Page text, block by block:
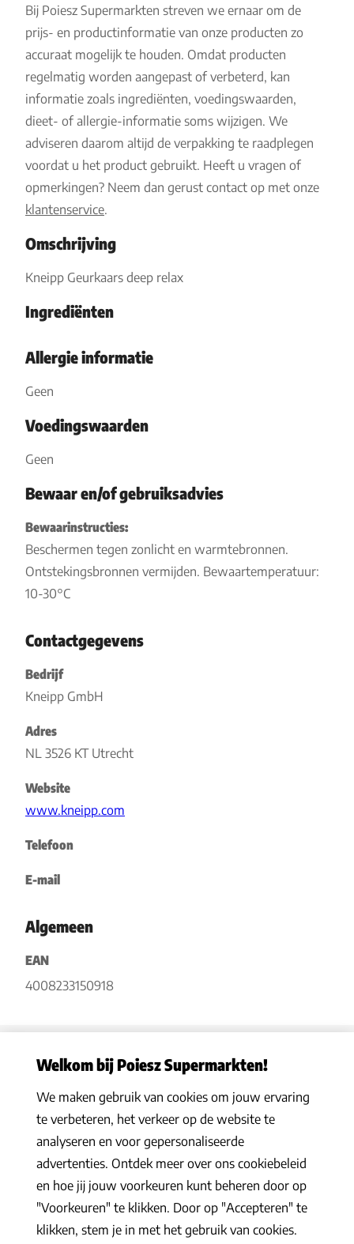
Bij Poiesz Supermarkten streven we ernaar om de
prijs- en productinformatie van onze producten zo
accuraat mogelijk te houden. Omdat producten
regelmatig worden aangepast of verbeterd, kan
informatie zoals ingrediënten, voedingswaarden,
dieet- of allergie-informatie soms wijzigen. We
adviseren daarom altijd de verpakking te raadplegen
voordat u het product gebruikt. Heeft u vragen of
opmerkingen? Neem dan gerust contact op met onze
klantenservice.
Omschrijving
Kneipp Geurkaars deep relax
Ingrediënten
Allergie informatie
Geen
Voedingswaarden
Geen
Bewaar en/of gebruiksadvies
Bewaarinstructies:
Beschermen tegen zonlicht en warmtebronnen.
Ontstekingsbronnen vermijden. Bewaartemperatuur:
10-30°C
Contactgegevens
Bedrijf
Kneipp GmbH
Adres
NL 3526 KT Utrecht
Website
www.kneipp.com
Telefoon
E-mail
Algemeen
EAN
4008233150918
Privacy statement|Algemene voorwaarden |Hoe werkt het |
Veelgestelde vragen|Cookies
© 2026 Poiesz Supermarkten B.V. Alle rechten voorbehouden
Welkom bij Poiesz Supermarkten!
We maken gebruik van cookies om jouw ervaring
te verbeteren, het verkeer op de website te
analyseren en voor gepersonaliseerde
advertenties. Ontdek meer over ons cookiebeleid
en hoe jij jouw voorkeuren kunt beheren door op
"Voorkeuren" te klikken. Door op "Accepteren" te
klikken, stem je in met het gebruik van cookies.